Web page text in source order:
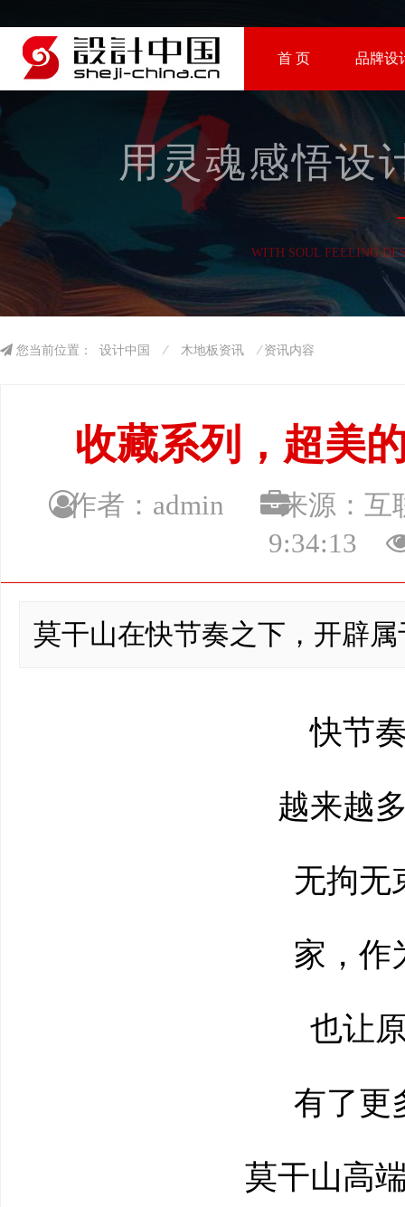
首 页 品牌设
用灵魂感悟设
WITH SOUL FEELING
您当前位置： 设计中国 ⁄ 木地板资讯 ⁄ 资讯内容
收藏系列，超美
作者：admin
来源：
9:34:13
莫干山在快节奏之下，开辟
快节奏
越来越多
无拘无
家，作
也让原
有了更
莫干山高端